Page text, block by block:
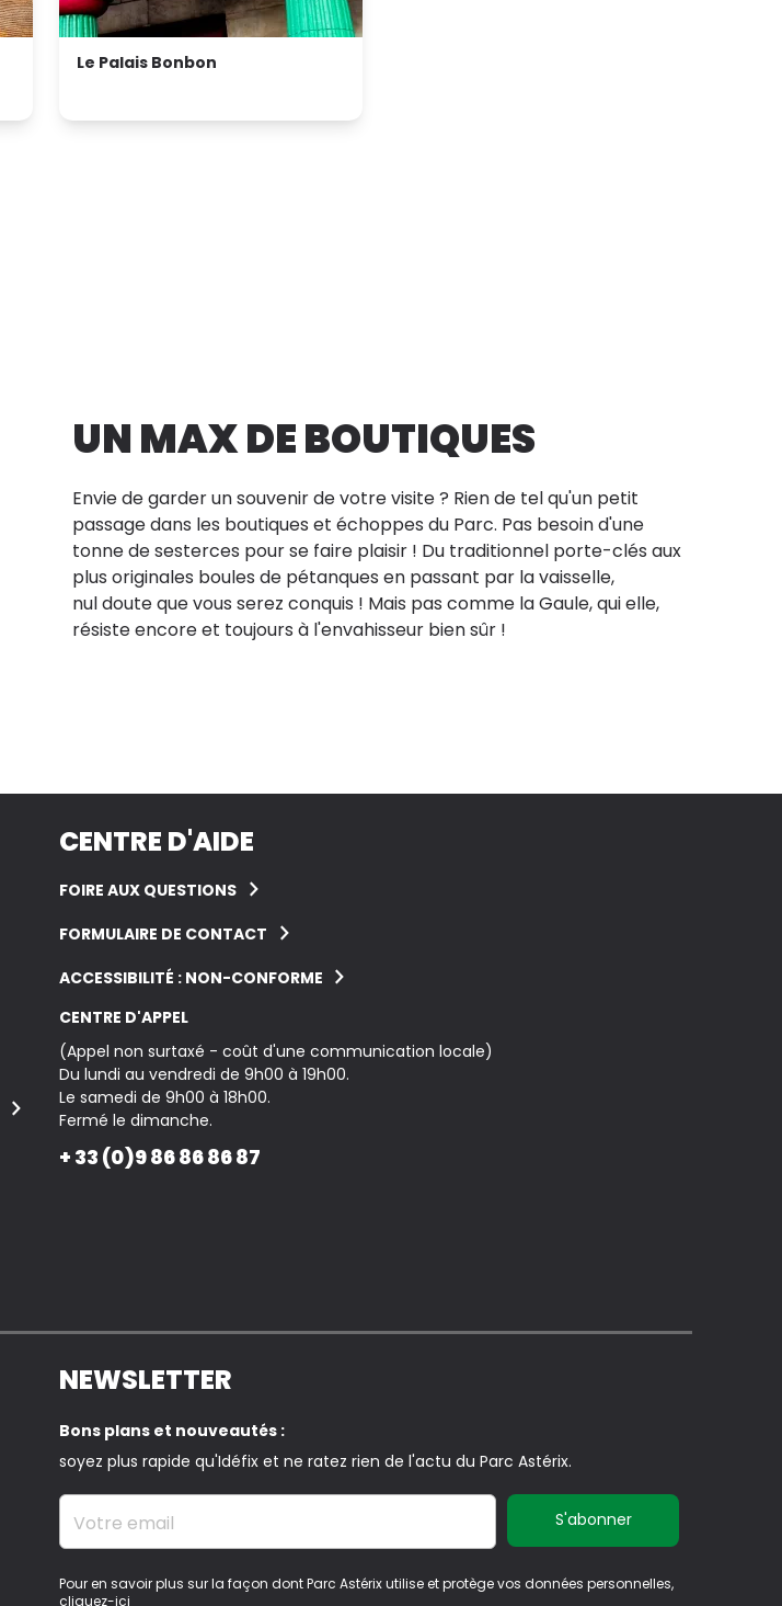
Le Palais Bonbon
UN MAX DE BOUTIQUES
Envie de garder un souvenir de votre visite ? Rien de tel qu'un petit
passage dans les boutiques et échoppes du Parc. Pas besoin d'une
tonne de sesterces pour se faire plaisir ! Du traditionnel porte-clés aux
plus originales boules de pétanques en passant par la vaisselle,
nul doute que vous serez conquis ! Mais pas comme la Gaule, qui elle,
résiste encore et toujours à l'envahisseur bien sûr !
CENTRE D'AIDE
FOIRE AUX QUESTIONS
FORMULAIRE DE CONTACT
ACCESSIBILITÉ : NON-CONFORME
CENTRE D'APPEL
(Appel non surtaxé - coût d'une communication locale)
Du lundi au vendredi de 9h00 à 19h00.
Le samedi de 9h00 à 18h00.
Fermé le dimanche.
+ 33 (0)9 86 86 86 87
NEWSLETTER
Bons plans et nouveautés :
soyez plus rapide qu'Idéfix et ne ratez rien de l'actu du Parc Astérix.
Votre email
Pour en savoir plus sur la façon dont Parc Astérix utilise et protège vos données personnelles,
cliquez-ici